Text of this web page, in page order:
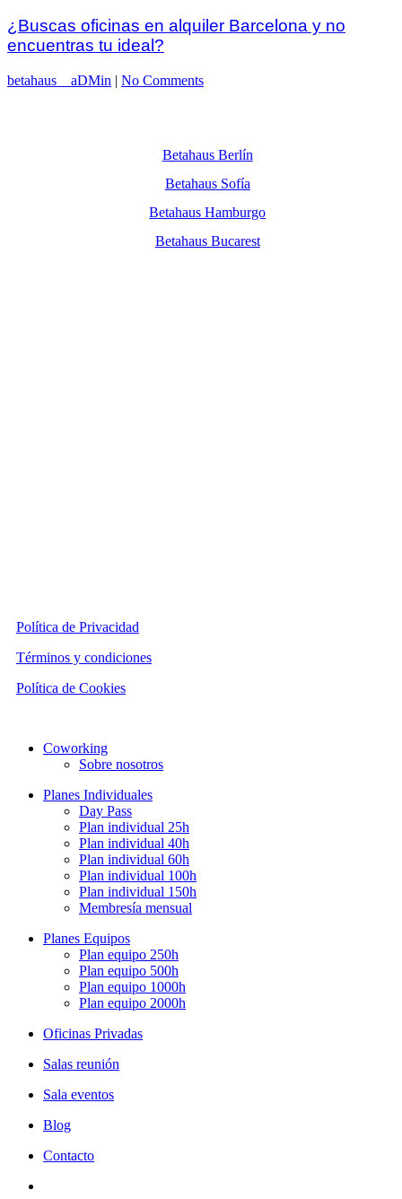
¿Buscas oficinas en alquiler Barcelona y no
encuentras tu ideal?
betahaus__aDMin | No Comments
Betahaus Berlín
Betahaus Sofía
Betahaus Hamburgo
Betahaus Bucarest
Política de Privacidad
Términos y condiciones
Política de Cookies
Close
Coworking
Sobre nosotros
Planes Individuales
Day Pass
Plan individual 25h
Plan individual 40h
Plan individual 60h
Plan individual 100h
Plan individual 150h
Membresía mensual
Planes Equipos
Plan equipo 250h
Plan equipo 500h
Plan equipo 1000h
Plan equipo 2000h
Oficinas Privadas
Salas reunión
Sala eventos
Blog
Contacto